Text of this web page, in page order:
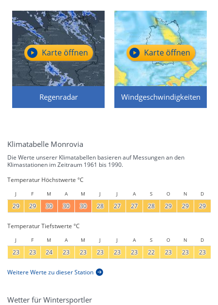
Regenradar
Karte öffnen
Windgeschwindigkeiten
Karte öffnen
Klimatabelle Monrovia
Die Werte unserer Klimatabellen basieren auf Messungen an den
Klimastationen im Zeitraum 1961 bis 1990.
Temperatur Höchstwerte °C
J F M A M J J A S O N D
29 29 30 30 30 28 27 27 28 29 29 29
Temperatur Tiefstwerte °C
J F M A M J J A S O N D
23 23 24 23 23 23 23 23 22 23 23 23
Weitere Werte zu dieser Station
Wetter für Wintersportler